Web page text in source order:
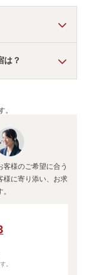
・ 「
万葉の湯
風呂の宿 ゆのは
泊先です。
は？
。
様のご希望に合う
様に寄り添い、お求
。